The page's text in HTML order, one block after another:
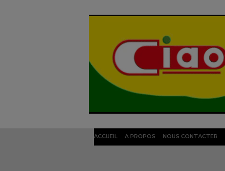
ACCUEIL A PROPOS NOUS CONTACTER